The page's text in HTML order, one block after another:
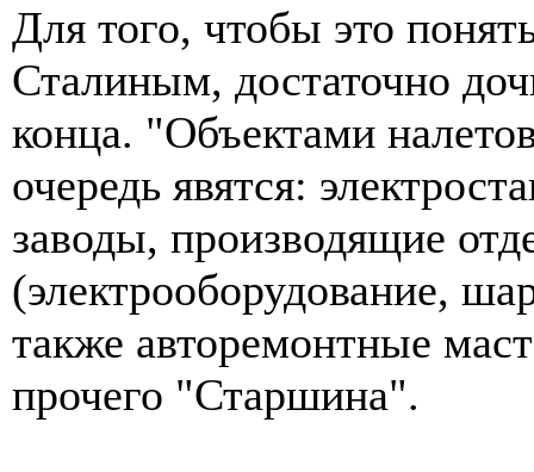
Для того, чтобы это
Сталиным, достаточно
конца. "Объектами
очередь явятся:
заводы, производящие
(электрооборудование,
также авторемонтные
прочего "Старшина".